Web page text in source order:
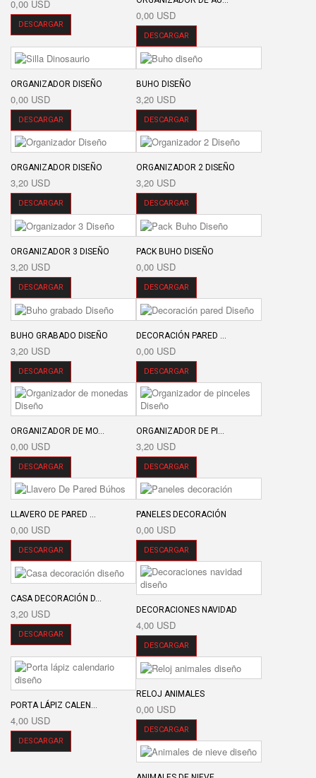
0,00 USD
DESCARGAR
0,00 USD
DESCARGAR
ORGANIZADOR DISEÑO
0,00 USD
DESCARGAR
BUHO DISEÑO
3,20 USD
DESCARGAR
ORGANIZADOR DISEÑO
3,20 USD
DESCARGAR
ORGANIZADOR 2 DISEÑO
3,20 USD
DESCARGAR
ORGANIZADOR 3 DISEÑO
3,20 USD
DESCARGAR
PACK BUHO DISEÑO
0,00 USD
DESCARGAR
BUHO GRABADO DISEÑO
3,20 USD
DESCARGAR
DECORACIÓN PARED ...
0,00 USD
DESCARGAR
ORGANIZADOR DE MO...
0,00 USD
DESCARGAR
ORGANIZADOR DE PI...
3,20 USD
DESCARGAR
LLAVERO DE PARED ...
0,00 USD
DESCARGAR
PANELES DECORACIÓN
0,00 USD
DESCARGAR
CASA DECORACIÓN D...
3,20 USD
DESCARGAR
DECORACIONES NAVIDAD
4,00 USD
DESCARGAR
PORTA LÁPIZ CALEN...
4,00 USD
DESCARGAR
RELOJ ANIMALES
0,00 USD
DESCARGAR